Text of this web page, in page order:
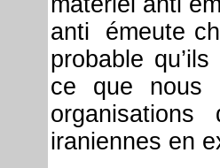
anti émeute
probable
ce que nous
iraniennes en